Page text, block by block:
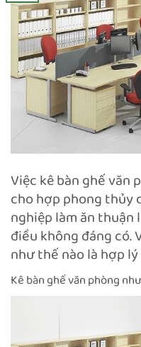
Việc kê bàn ghế văn
cho hợp phong thủy
nghiệp làm ăn thuận
điều không đáng có.
như thế nào là hợp
Kê bàn ghế văn phòng